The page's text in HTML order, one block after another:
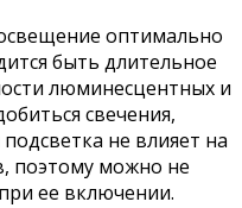
оптимально
быть длительное
люминесцентных и
свечения,
не влияет на
поэтому можно не
ее включении.